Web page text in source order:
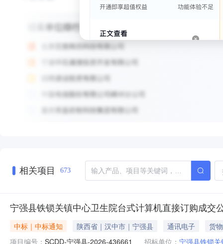
相关项目 673
宁强县铁锁关镇中心卫生院台式计算机直接订购成交
中标｜中标通知 陕西省｜汉中市｜宁强县 通讯电子
货物
项目编号： SCDD-宁强县-2026-436661 招标单位： 宁强县铁锁